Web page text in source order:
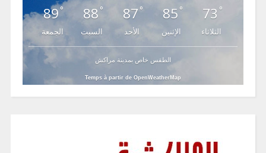
89°
الجمعة
88 °
السبت
87°
الأحد
85 °
الإثنين
73 °
الثلاثاء
الطقس خاص بمدينة مراكش
Temps à partir de OpenWeatherMap